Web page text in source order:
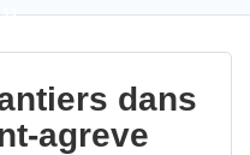
53
dans
agreve